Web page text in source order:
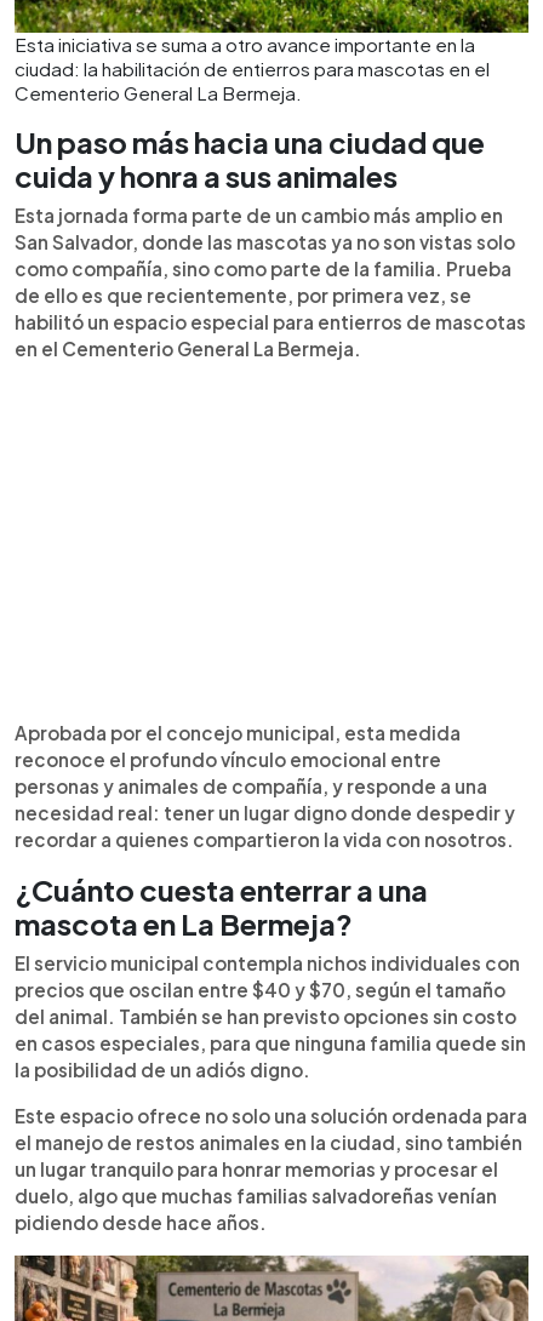
Esta iniciativa se suma a otro avance importante en la
ciudad: la habilitación de entierros para mascotas en el
Cementerio General La Bermeja.
Un paso más hacia una ciudad que
cuida y honra a sus animales
Esta jornada forma parte de un cambio más amplio en
San Salvador, donde las mascotas ya no son vistas solo
como compañía, sino como parte de la familia. Prueba
de ello es que recientemente, por primera vez, se
habilitó un espacio especial para entierros de mascotas
en el Cementerio General La Bermeja.
Aprobada por el concejo municipal, esta medida
reconoce el profundo vínculo emocional entre
personas y animales de compañía, y responde a una
necesidad real: tener un lugar digno donde despedir y
recordar a quienes compartieron la vida con nosotros.
¿Cuánto cuesta enterrar a una
mascota en La Bermeja?
El servicio municipal contempla nichos individuales con
precios que oscilan entre $40 y $70, según el tamaño
del animal. También se han previsto opciones sin costo
en casos especiales, para que ninguna familia quede sin
la posibilidad de un adiós digno.
Este espacio ofrece no solo una solución ordenada para
el manejo de restos animales en la ciudad, sino también
un lugar tranquilo para honrar memorias y procesar el
duelo, algo que muchas familias salvadoreñas venían
pidiendo desde hace años.